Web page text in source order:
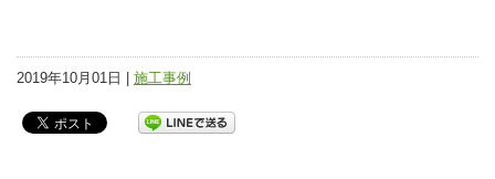
2019年10月01日 | 施工事例